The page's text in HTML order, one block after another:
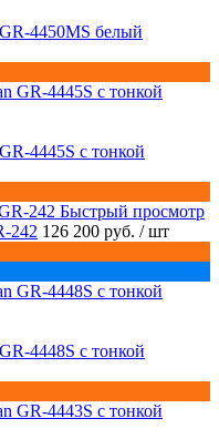
4450MS белый
4445S с тонкой
Быстрый просмотр
242 126 200 руб. / шт
4448S с тонкой